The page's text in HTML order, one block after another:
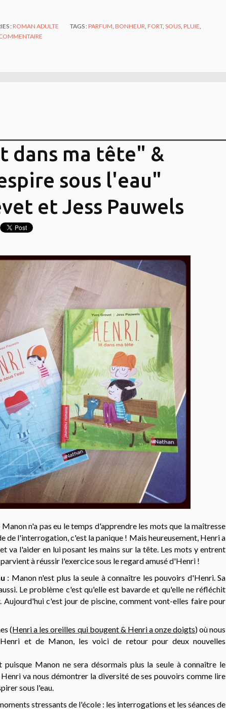
:ROMAN ADULTE TAGS :PARFUM ,BONHEUR ,FORT,SOUS ,PLUIE
dans ma tête" &
sous l'eau"
et Jess Pauwels
n'a pas eu le temps d'apprendre les mots que la maîtresse
de l'interrogation, c'est la panique ! Mais heureusement, Henri a
va l'aider en lui posant les mains sur la tête. Les mots y entrent
à réussir l'exercice sous le regard amusé d'Henri !
: Manon n'est plus la seule à connaître les pouvoirs d'Henri. Sa
Le problème c'est qu'elle est bavarde et qu'elle ne réfléchit
Aujourd'hui c'est jour de piscine, comment vont-elles faire pour
(Henri a les oreilles qui bougent & Henri a onze doigts) où nous
et de Manon, les voici de retour pour deux nouvelles
Manon ne sera désormais plus la seule à connaître le
va nous démontrer la diversité de ses pouvoirs comme lire
sous l'eau.
stressants de l'école : les interrogations et les séances de